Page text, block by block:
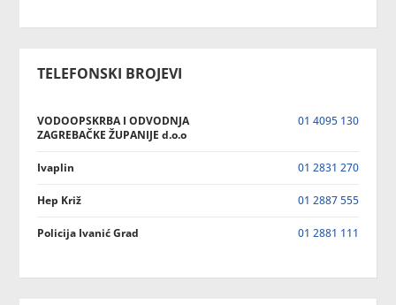
TELEFONSKI BROJEVI
VODOOPSKRBA I ODVODNJA
ZAGREBAČKE ŽUPANIJE d.o.o
01 4095 130
Ivaplin 01 2831 270
Hep Križ 01 2887 555
Policija Ivanić Grad 01 2881 111